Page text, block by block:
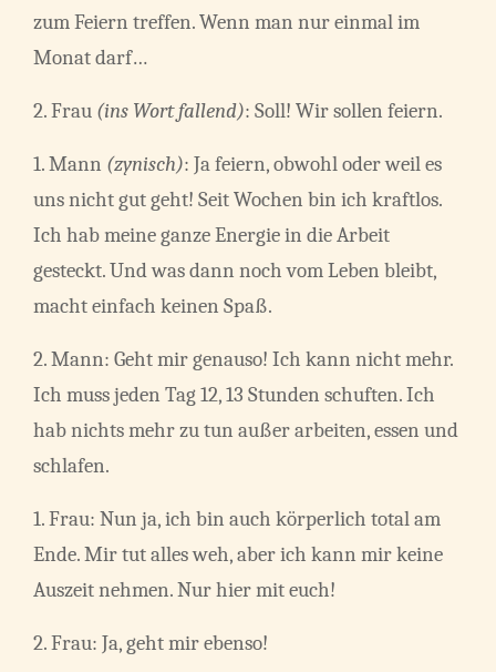
zum Feiern treffen. Wenn man nur einmal im
Monat darf…
2. Frau (ins Wort fallend): Soll! Wir sollen feiern.
1. Mann (zynisch): Ja feiern, obwohl oder weil es
uns nicht gut geht! Seit Wochen bin ich kraftlos.
Ich hab meine ganze Energie in die Arbeit
gesteckt. Und was dann noch vom Leben bleibt,
macht einfach keinen Spaß.
2. Mann: Geht mir genauso! Ich kann nicht mehr.
Ich muss jeden Tag 12, 13 Stunden schuften. Ich
hab nichts mehr zu tun außer arbeiten, essen und
schlafen.
1. Frau: Nun ja, ich bin auch körperlich total am
Ende. Mir tut alles weh, aber ich kann mir keine
Auszeit nehmen. Nur hier mit euch!
2. Frau: Ja, geht mir ebenso!